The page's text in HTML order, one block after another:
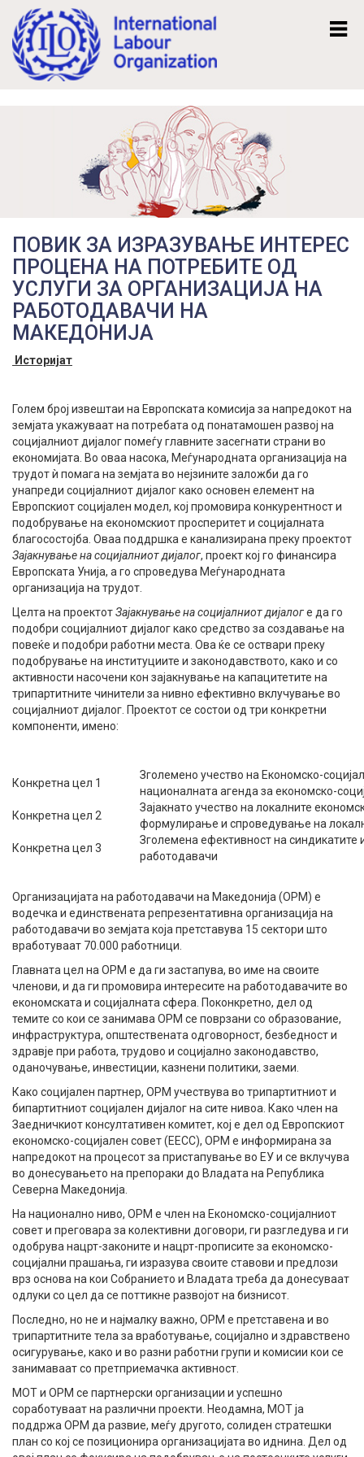
ПОВИК ЗА ИЗРАЗУВАЊЕ ИНТЕРЕС
ПРОЦЕНА НА ПОТРЕБИТЕ ОД
УСЛУГИ ЗА ОРГАНИЗАЦИЈА НА
РАБОТОДАВАЧИ НА
МАКЕДОНИЈА
Историјат
Голем број извештаи на Европската комисија за напредокот на
земјата укажуваат на потребата од понатамошен развој на
социјалниот дијалог помеѓу главните засегнати страни во
економијата. Во оваа насока, Меѓународната организација на
трудот ѝ помага на земјата во нејзините заложби да го
унапреди социјалниот дијалог како основен елемент на
Европскиот социјален модел, кој промовира конкурентност и
подобрување на економскиот просперитет и социјалната
благосостојба. Оваа поддршка е канализирана преку проектот
Зајакнување на социјалниот дијалог, проект кој го финансира
Европската Унија, а го спроведува Меѓународната
организација на трудот.
Целта на проектотЗајакнување на социјалниот дијалоге да го
подобри социјалниот дијалог како средство за создавање на
повеќе и подобри работни места. Ова ќе се оствари преку
подобрување на институциите и законодавството, како и со
активности насочени кон зајакнување на капацитетите на
трипартитните чинители за нивно ефективно вклучување во
социјалниот дијалог. Проектот се состои од три конкретни
компоненти, имено:
Конкретна цел 1
Зголемено учество на Економско-
националната агенда за економско-
Конкретна цел 2
Зајакнато учество на локалните
формулирање и спроведување на
Конкретна цел 3
Зголемена ефективност на синдикатите
работодавачи
Организацијата на работодавачи на Македонија (ОРМ) е
водечка и единствената репрезентативна организација на
работодавачи во земјата која претставува 15 сектори што
вработуваат 70.000 работници.
Главната цел на ОРМ е да ги застапува, во име на своите
членови, и да ги промовира интересите на работодавачите во
економската и социјалната сфера. Поконкретно, дел од
темите со кои се занимава ОРМ се поврзани со образование,
инфраструктура, општествената одговорност, безбедност и
здравје при работа, трудово и социјално законодавство,
оданочување, инвестиции, казнени политики, заеми.
Како социјален партнер, ОРМ учествува во трипартитниот и
бипартитниот социјален дијалог на сите нивоа. Како член на
Заедничкиот консултативен комитет, кој е дел од Европскиот
економско-социјален совет (ЕЕСС), ОРМ е информиранa за
напредокот на процесот за пристапување во ЕУ и се вклучува
во донесувањето на препораки до Владата на Република
Северна Македонија.
На национално ниво, ОРМ е член на Економско-социјалниот
совет и преговара за колективни договори, ги разгледува и ги
одобрува нацрт-законите и нацрт-прописите за економско-
социјални прашања, ги изразува своите ставови и предлози
врз основа на кои Собранието и Владата треба да донесуваат
одлуки со цел да се поттикне развојот на бизнисот.
Последно, но не и најмалку важно, ОРМ е претставена и во
трипартитните тела за вработување, социјално и здравствено
осигурување, како и во разни работни групи и комисии кои се
занимаваат со претприемачка активност.
МОТ и ОРМ се партнерски организации и успешно
соработуваат на различни проекти. Неодамна, МОТ ја
поддржа ОРМ да развие, меѓу другото, солиден стратешки
план со кој се позиционира организацијата во иднина. Дел од